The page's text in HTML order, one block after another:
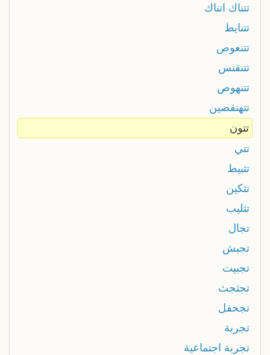
تتناك اتناك
تتنايط
تتنعوص
تتنقنس
تتنهوص
تتهنقصين
تتون
تتي
تثبيط
تثكين
تثليب
تجال
تجبش
تجبيت
تجثجث
تجحفل
تجربة
تجربة اجتماعية